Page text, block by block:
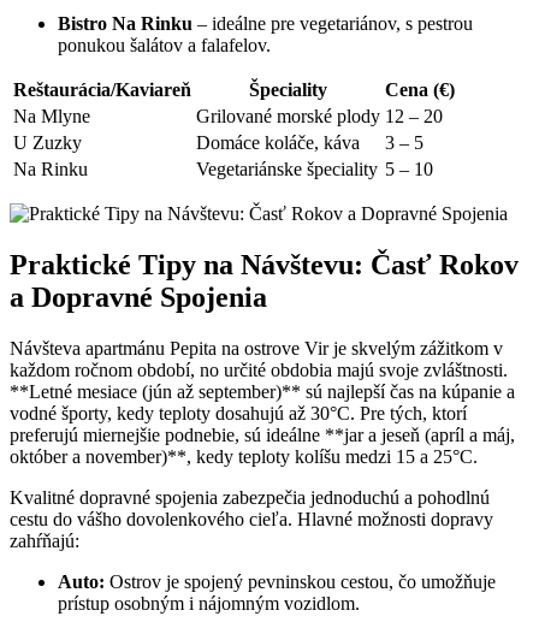
Bistro Na Rinku – ideálne pre vegetariánov, s pestrou
ponukou šalátov a falafelov.
Reštaurácia/Kaviareň Špeciality
Cena (€)
Na Mlyne
Grilované morské plody 12 – 20
U Zuzky
Domáce koláče, káva
3 – 5
Na Rinku
Vegetariánske špeciality 5 – 10
Praktické Tipy na Návštevu: Časť Rokov
a Dopravné Spojenia
Návšteva apartmánu Pepita na ostrove Vir je skvelým zážitkom v
každom ročnom období, no určité obdobia majú svoje zvláštnosti.
**Letné mesiace (jún až september)** sú najlepší čas na kúpanie a
vodné športy, kedy teploty dosahujú až 30°C. Pre tých, ktorí
preferujú miernejšie podnebie, sú ideálne **jar a jeseň (apríl a máj,
október a november)**, kedy teploty kolíšu medzi 15 a 25°C.
Kvalitné dopravné spojenia zabezpečia jednoduchú a pohodlnú
cestu do vášho dovolenkového cieľa. Hlavné možnosti dopravy
zahŕňajú:
Auto: Ostrov je spojený pevninskou cestou, čo umožňuje
prístup osobným i nájomným vozidlom.